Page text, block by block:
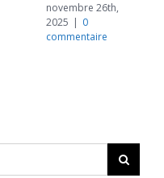
novembre 26th,
2025 | 0
commentaire